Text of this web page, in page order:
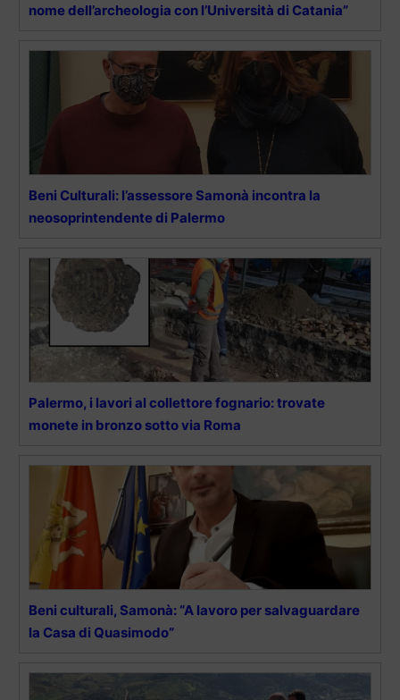
nome dell’archeologia con l’Università di Catania”
Beni Culturali: l’assessore Samonà incontra la
neosoprintendente di Palermo
Palermo, i lavori al collettore fognario: trovate
monete in bronzo sotto via Roma
Beni culturali, Samonà: “A lavoro per salvaguardare
la Casa di Quasimodo”